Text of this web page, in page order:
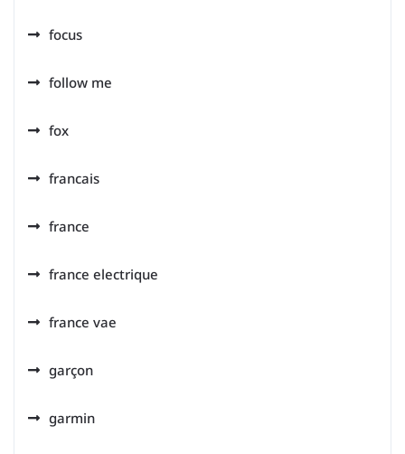
focus
follow me
fox
francais
france
france electrique
france vae
garçon
garmin